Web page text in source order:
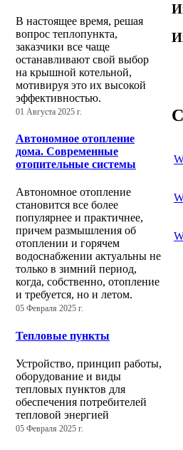
В настоящее время, решая
вопрос теплопункта,
заказчики все чаще
останавливают свой выбор
на крышной котельной,
мотивируя это их высокой
эффективностью.
01 Августа 2025 г.
Автономное отопление
дома. Современные
отопительные системы
Автономное отопление
становится все более
популярнее и практичнее,
причем размышления об
отоплении и горячем
водоснабжении актуальны не
только в зимний период,
когда, собственно, отопление
и требуется, но и летом.
05 Февраля 2025 г.
Тепловые пункты
Устройство, принцип работы,
оборудование и виды
тепловых пунктов для
обеспечения потребителей
тепловой энергией
05 Февраля 2025 г.